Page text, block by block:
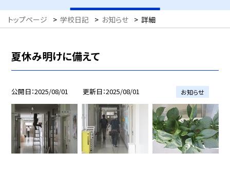
トップページ > 学校日記 > お知らせ > 詳細
夏休み明けに備えて
公開日 2025/08/01 更新日 2025/08/01 お知らせ